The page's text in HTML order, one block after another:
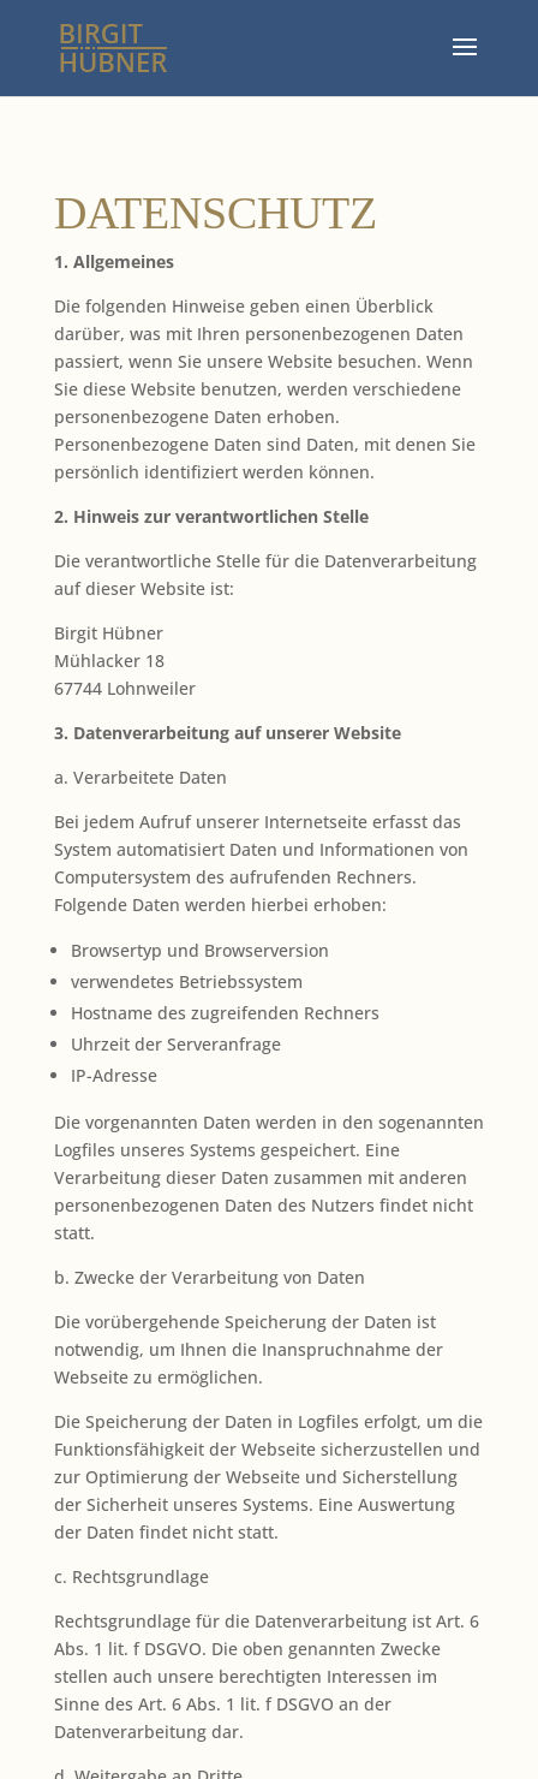
DATENSCHUTZ
1. Allgemeines
Die folgenden Hinweise geben einen Überblick
darüber, was mit Ihren personenbezogenen Daten
passiert, wenn Sie unsere Website besuchen. Wenn
Sie diese Website benutzen, werden verschiedene
personenbezogene Daten erhoben.
Personenbezogene Daten sind Daten, mit denen Sie
persönlich identifiziert werden können.
2. Hinweis zur verantwortlichen Stelle
Die verantwortliche Stelle für die Datenverarbeitung
auf dieser Website ist:
Birgit Hübner
Mühlacker 18
67744 Lohnweiler
3. Datenverarbeitung auf unserer Website
a. Verarbeitete Daten
Bei jedem Aufruf unserer Internetseite erfasst das
System automatisiert Daten und Informationen von
Computersystem des aufrufenden Rechners.
Folgende Daten werden hierbei erhoben:
Browsertyp und Browserversion
verwendetes Betriebssystem
Hostname des zugreifenden Rechners
Uhrzeit der Serveranfrage
IP-Adresse
Die vorgenannten Daten werden in den sogenannten
Logfiles unseres Systems gespeichert. Eine
Verarbeitung dieser Daten zusammen mit anderen
personenbezogenen Daten des Nutzers findet nicht
statt.
b. Zwecke der Verarbeitung von Daten
Die vorübergehende Speicherung der Daten ist
notwendig, um Ihnen die Inanspruchnahme der
Webseite zu ermöglichen.
Die Speicherung der Daten in Logfiles erfolgt, um die
Funktionsfähigkeit der Webseite sicherzustellen und
zur Optimierung der Webseite und Sicherstellung
der Sicherheit unseres Systems. Eine Auswertung
der Daten findet nicht statt.
c. Rechtsgrundlage
Rechtsgrundlage für die Datenverarbeitung ist Art. 6
Abs. 1 lit. f DSGVO. Die oben genannten Zwecke
stellen auch unsere berechtigten Interessen im
Sinne des Art. 6 Abs. 1 lit. f DSGVO an der
Datenverarbeitung dar.